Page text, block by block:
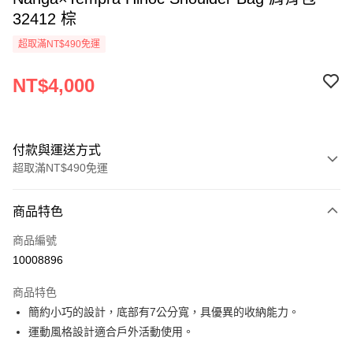
32412 棕
超取滿NT$490免運
NT$4,000
付款與運送方式
超取滿NT$490免運
信用卡一次付款
信用卡分期付款
合作金庫商業銀行
華南商業銀行
彰化商業銀行
上海商業儲蓄銀行
超商取貨付款
LINE Pay
商品特色
商品編號
10008896
商品特色
簡約小巧的設計，底部有7公分寬，具優異的收納能力。
運動風格設計適合戶外活動使用。